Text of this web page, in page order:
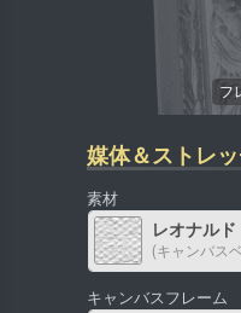
媒体＆ストレ
素材
レオナルド
(キャンバス
キャンバスフレーム